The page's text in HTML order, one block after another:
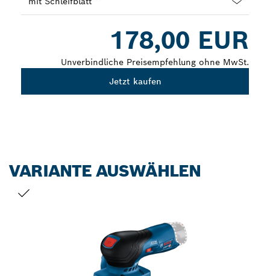
178,00 EUR
Unverbindliche Preisempfehlung ohne MwSt.
Jetzt kaufen
VARIANTE AUSWÄHLEN